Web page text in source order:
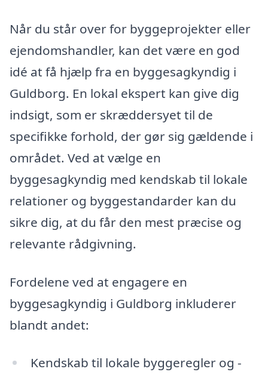
Når du står over for byggeprojekter eller
ejendomshandler, kan det være en god
idé at få hjælp fra en byggesagkyndig i
Guldborg. En lokal ekspert kan give dig
indsigt, som er skræddersyet til de
specifikke forhold, der gør sig gældende i
området. Ved at vælge en
byggesagkyndig med kendskab til lokale
relationer og byggestandarder kan du
sikre dig, at du får den mest præcise og
relevante rådgivning.
Fordelene ved at engagere en
byggesagkyndig i Guldborg inkluderer
blandt andet:
Kendskab til lokale byggeregler og -